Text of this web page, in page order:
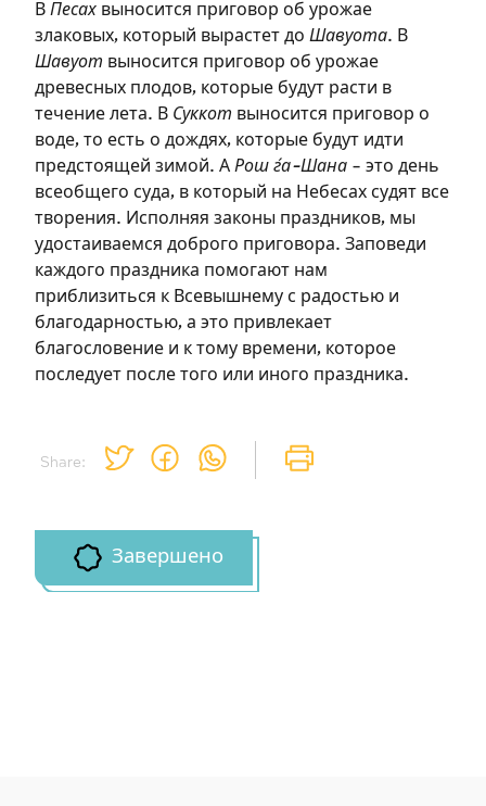
Share:
В Песах выносится приговор об урожае
злаковых, который вырастет до Шавуота. В
Шавуот выносится приговор об урожае
древесных плодов, которые будут расти в
течение лета. В Суккот выносится приговор о
воде, то есть о дождях, которые будут идти
предстоящей зимой. А Рош ѓа-Шана – это день
всеобщего суда, в который на Небесах судят все
творения. Исполняя законы праздников, мы
удостаиваемся доброго приговора. Заповеди
каждого праздника помогают нам
приблизиться к Всевышнему с радостью и
благодарностью, а это привлекает
благословение и к тому времени, которое
последует после того или иного праздника.
Завершено
Подписаться Войти